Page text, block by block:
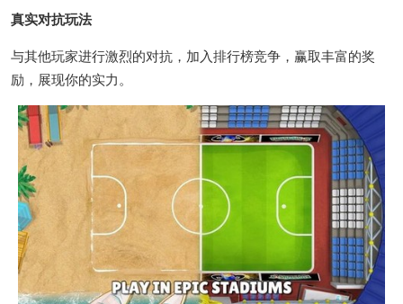
真实对抗玩法
与其他玩家进行激烈的对抗，加入排行榜竞争，赢取丰富的奖
励，展现你的实力。